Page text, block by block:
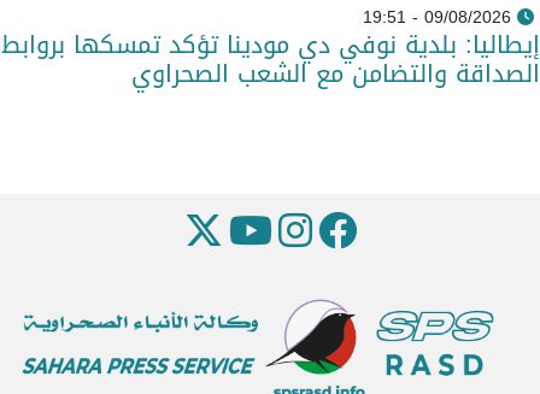
09/08/2026 - 19:51
إيطاليا: بلدية نوفي دي مودينا تؤكد تمسكها بروابط
الصداقة والتضامن مع الشعب الصحراوي